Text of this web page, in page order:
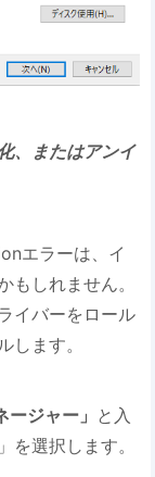
、またはアンイ
エラーは、イ
もしれません。
イバーをロール
します。
ージャー」 と入
を選択します。